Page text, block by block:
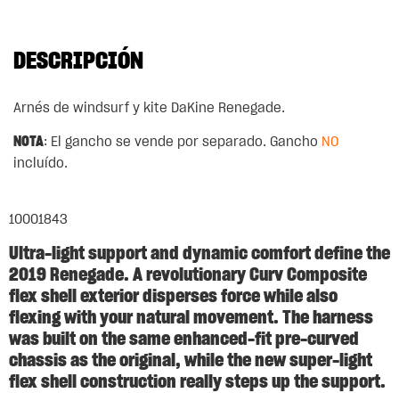
DESCRIPCIÓN
Arnés de windsurf y kite DaKine Renegade.
NOTA: El gancho se vende por separado. Gancho NO
incluído.
10001843
Ultra-light support and dynamic comfort define the
2019 Renegade. A revolutionary Curv Composite
flex shell exterior disperses force while also
flexing with your natural movement. The harness
was built on the same enhanced-fit pre-curved
chassis as the original, while the new super-light
flex shell construction really steps up the support.